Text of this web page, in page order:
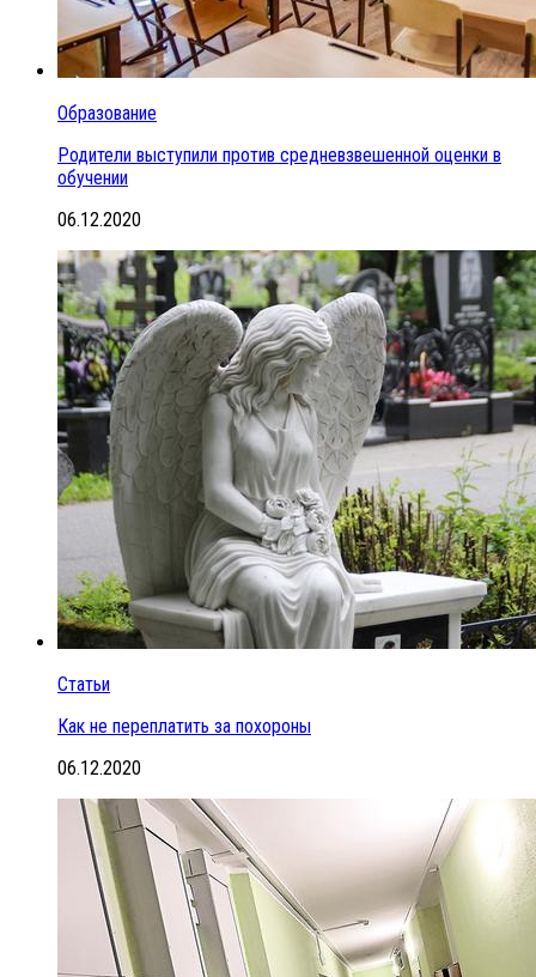
Образование
Родители выступили против средневзвешенной оценки в
обучении
06.12.2020
Статьи
Как не переплатить за похороны
06.12.2020